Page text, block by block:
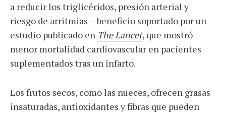
a reducir los triglicéridos, presión arterial y
riesgo de arritmias —beneficio soportado por un
estudio publicado en The Lancet, que mostró
menor mortalidad cardiovascular en pacientes
suplementados tras un infarto.
Los frutos secos, como las nueces, ofrecen grasas
insaturadas, antioxidantes y fibras que pueden